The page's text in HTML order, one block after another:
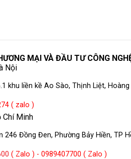
MẠI VÀ ĐẦU TƯ CÔNG
Nội
khu liền kề Ao Sào, Thịnh Liệt, Hoàng
( zalo )
Chí Minh
246 Đồng Đen, Phường Bảy Hiền, TP
( Zalo ) - 0989407700 ( Zalo )